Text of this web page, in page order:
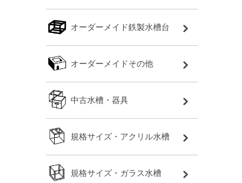
オーダーメイド鉄製水槽台
オーダーメイドその他
中古水槽・器具
規格サイズ・アクリル水槽
規格サイズ・ガラス水槽